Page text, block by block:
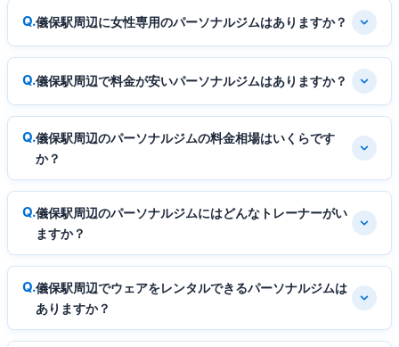
儀保駅周辺に女性専用のパーソナルジムはありますか？
儀保駅周辺で料金が安いパーソナルジムはありますか？
儀保駅周辺のパーソナルジムの料金相場はいくらです
か？
儀保駅周辺のパーソナルジムにはどんなトレーナーがい
ますか？
儀保駅周辺でウェアをレンタルできるパーソナルジムは
ありますか？